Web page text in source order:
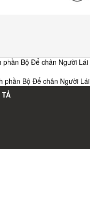
phần Bộ Để chân Người Lái
phần Bộ Để chân Người Lái
TẢ